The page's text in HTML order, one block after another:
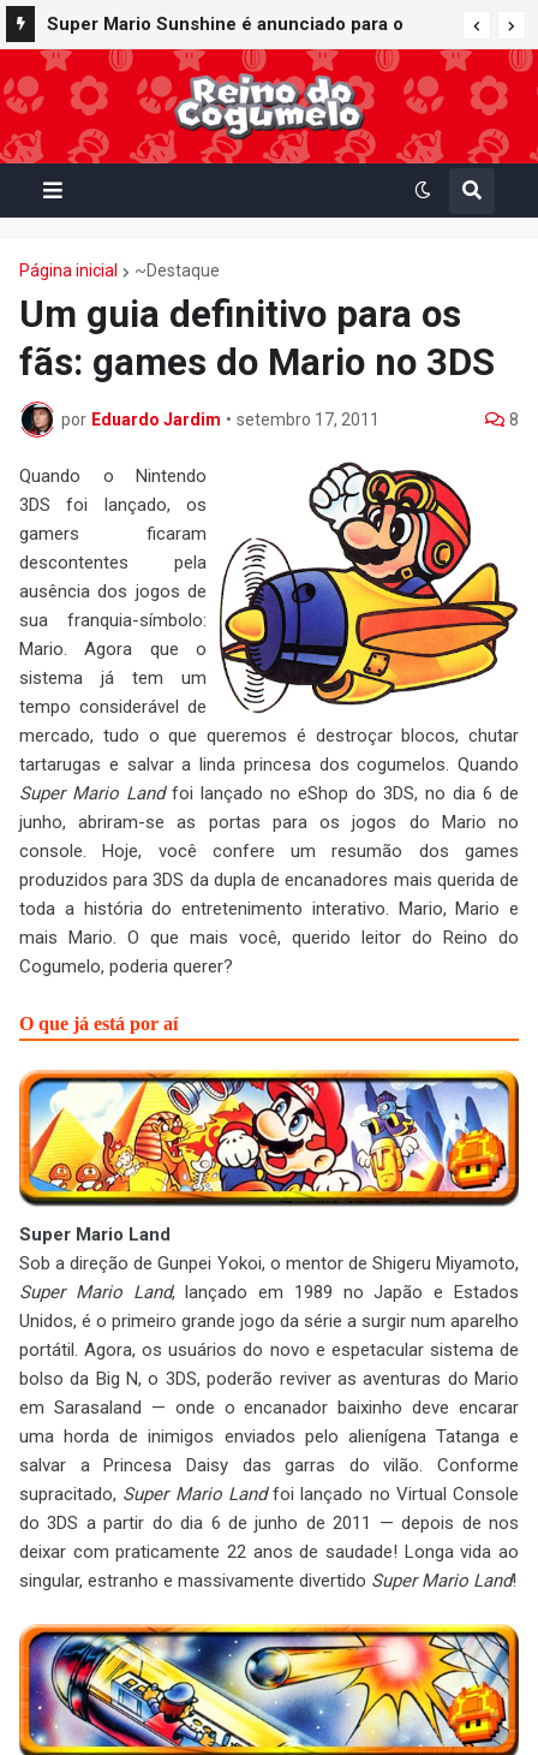
Super Mario Sunshine é anunciado para o
Nintendo GameCube - Nintendo Classics do
Nintendo Switch Online
Bob-bomba e Meca-koopa, inimigos
"mecânicos" de Super Mario, viram brinquedos
de corda no Super Nintendo World
Página inicial ~Destaque
Um guia definitivo para os
fãs: games do Mario no 3DS
por Eduardo Jardim • setembro 17, 2011 8
Quando o Nintendo
3DS foi lançado, os
gamers ficaram
descontentes pela
ausência dos jogos de
sua franquia-símbolo:
Mario. Agora que o
sistema já tem um
tempo considerável de
mercado, tudo o que queremos é destroçar blocos, chutar
tartarugas e salvar a linda princesa dos cogumelos. Quando
Super Mario Landfoi lançado no eShop do 3DS, no dia 6 de
junho, abriram-se as portas para os jogos do Mario no
console. Hoje, você confere um resumão dos games
produzidos para 3DS da dupla de encanadores mais querida de
toda a história do entretenimento interativo. Mario, Mario e
mais Mario. O que mais você, querido leitor do Reino do
Cogumelo, poderia querer?
O que já está por aí
Super Mario Land
Sob a direção de Gunpei Yokoi, o mentor de Shigeru Miyamoto,
Super Mario Land, lançado em 1989 no Japão e Estados
Unidos, é o primeiro grande jogo da série a surgir num aparelho
portátil. Agora, os usuários do novo e espetacular sistema de
bolso da Big N, o 3DS, poderão reviver as aventuras do Mario
em Sarasaland — onde o encanador baixinho deve encarar
uma horda de inimigos enviados pelo alienígena Tatanga e
salvar a Princesa Daisy das garras do vilão. Conforme
supracitado, Super Mario Landfoi lançado no Virtual Console
do 3DS a partir do dia 6 de junho de 2011 — depois de nos
deixar com praticamente 22 anos de saudade! Longa vida ao
singular, estranho e massivamente divertido Super Mario Land!